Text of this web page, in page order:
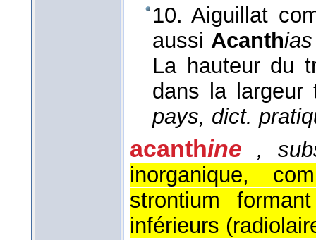
10. Aiguillat
aussi Acanth
La hauteur du
dans la
pays, dict.
acanthine
,
inorganique,
strontium
inférieurs